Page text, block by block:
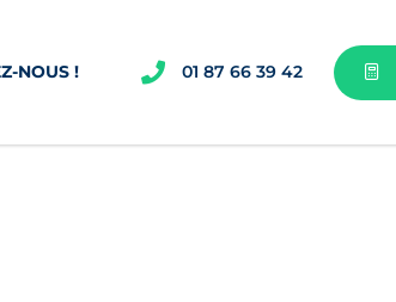
NOUS ! 01 87 66 39 42